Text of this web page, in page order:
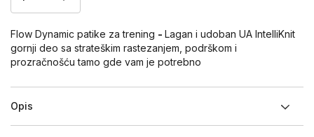
Flow Dynamic patike za trening - Lagan i udoban UA IntelliKnit
gornji deo sa strateškim rastezanjem, podrškom i
prozračnošću tamo gde vam je potrebno
Opis